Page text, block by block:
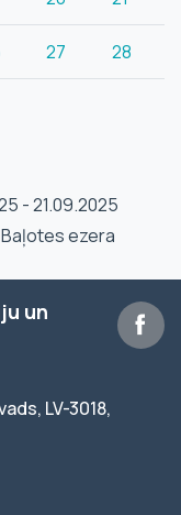
27 28
- 21.09.2025
ezera
un
LV-3018,